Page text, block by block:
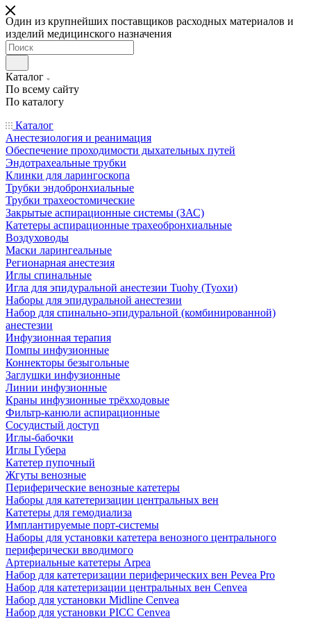
Один из крупнейших поставщиков расходных материалов и
изделий медицинского назначения
Каталог
По всему сайту
По каталогу
Каталог
Анестезиология и реанимация
Обеспечение проходимости дыхательных путей
Эндотрахеальные трубки
Клинки для ларингоскопа
Трубки эндобронхиальные
Трубки трахеостомические
Закрытые аспирационные системы (ЗАС)
Катетеры аспирационные трахеобронхиальные
Воздуховоды
Маски ларингеальные
Регионарная анестезия
Иглы спинальные
Игла для эпидуральной анестезии Tuohy (Туохи)
Наборы для эпидуральной анестезии
Набор для спинально-эпидуральной (комбинированной)
анестезии
Инфузионная терапия
Помпы инфузионные
Коннекторы безыгольные
Заглушки инфузионные
Линии инфузионные
Краны инфузионные трёхходовые
Фильтр-канюли аспирационные
Сосудистый доступ
Иглы-бабочки
Иглы Губера
Катетер пупочный
Жгуты венозные
Периферические венозные катетеры
Наборы для катетеризации центральных вен
Катетеры для гемодиализа
Имплантируемые порт‑системы
Наборы для установки катетера венозного центрального
периферически вводимого
Артериальные катетеры Arpea
Набор для катетеризации периферических вен Pevea Pro
Набор для катетеризации центральных вен Cenvea
Набор для установки Midline Cenvea
Набор для установки PICC Cenvea